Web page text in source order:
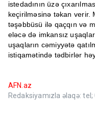
istedadının üzə
keçirilməsinə təkan verir.
təşəbbüsü ilə qaçqın və
eləcə də imkansız
uşaqların cəmiyyətə
istiqamətində tədbirlər
AFN.az
Redaksiyamızla əlaqə: